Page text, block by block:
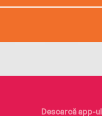
Descarcă app-ul